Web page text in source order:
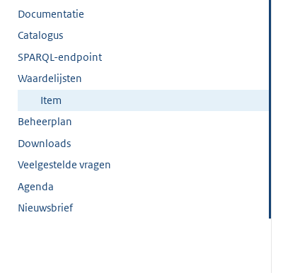
Documentatie
Catalogus
SPARQL-endpoint
Waardelijsten
Item
Beheerplan
Downloads
Veelgestelde vragen
Agenda
Nieuwsbrief